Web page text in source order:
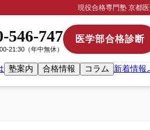
現役合格専門塾 京都
塾案内 合格情報 コラム 新着情報
546-747
21:30（年中無休）
医学部合格診断